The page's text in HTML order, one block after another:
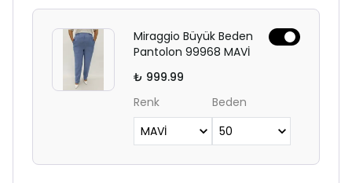
Miraggio Büyük Beden
Pantolon 99968 MAVİ
₺ 999.99
Renk
Beden